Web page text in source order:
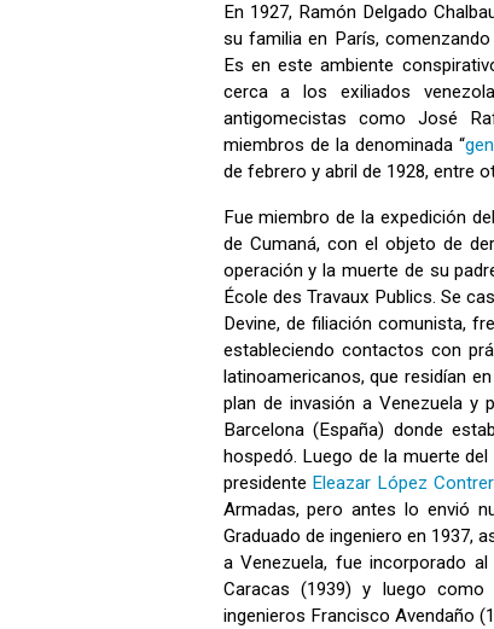
En 1927, Ramón Delgado
su familia en París,
Es en este ambiente
cerca a los exiliados
antigomecistas como José
miembros de la denominada “
de febrero y abril de 1928, entre
Fue miembro de la expedición
de Cumaná, con el objeto de
operación y la muerte de su
École des Travaux Publics. Se
Devine, de filiación comunista,
estableciendo contactos con
latinoamericanos, que residían
plan de invasión a Venezuela
Barcelona (España) donde
hospedó. Luego de la muerte
presidente Eleazar López
Armadas, pero antes lo envió
Graduado de ingeniero en 1937,
a Venezuela, fue incorporado
Caracas (1939) y luego
ingenieros Francisco Avendaño